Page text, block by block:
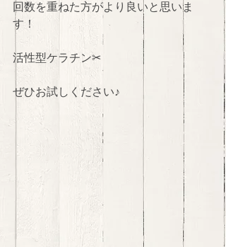
回数を重ねた方がより良いと思いま
す！
活性型ケラチン✂︎
ぜひお試しください♪